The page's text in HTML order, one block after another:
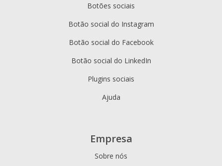
Botões sociais
Botão social do Instagram
Botão social do Facebook
Botão social do LinkedIn
Plugins sociais
Ajuda
Empresa
Sobre nós